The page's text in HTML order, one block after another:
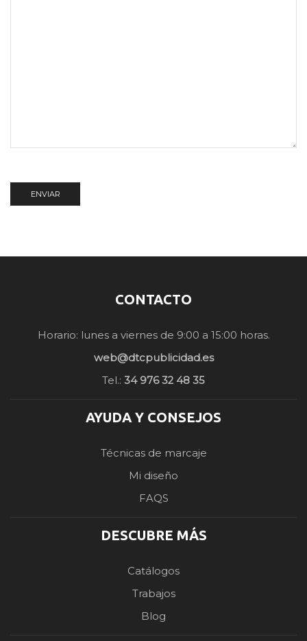
CONTACTO
Horario: lunes a viernes de 9:00 a 15:00 horas.
web@dtcpublicidad.es
Tel.: 34 976 32 48 35
AYUDA Y CONSEJOS
Técnicas de marcaje
Mi diseño
FAQS
DESCUBRE MÁS
Catálogos
Trabajos
Blog